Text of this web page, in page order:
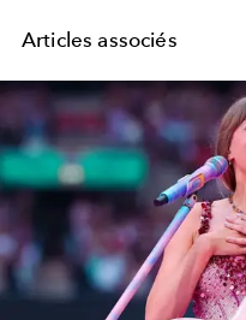
Articles associés